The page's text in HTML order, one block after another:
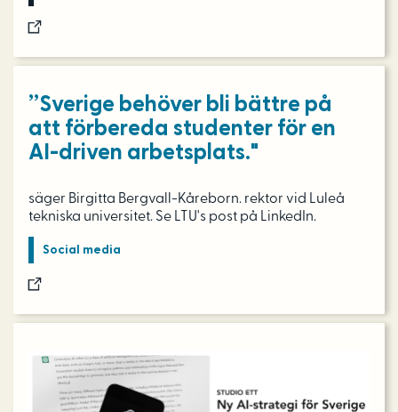
”Sverige behöver bli bättre på
att förbereda studenter för en
AI-driven arbetsplats."
säger Birgitta Bergvall-Kåreborn. rektor vid Luleå
tekniska universitet. Se LTU's post på LinkedIn.
Social media